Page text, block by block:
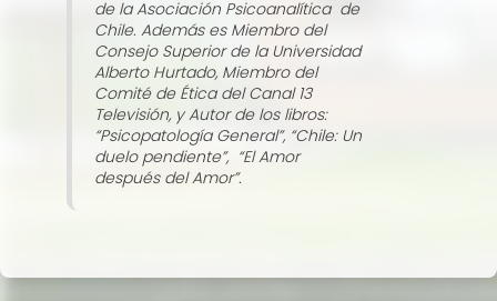
de la Asociación Psicoanalítica de
Chile. Además es Miembro del
Consejo Superior de la Universidad
Alberto Hurtado, Miembro del
Comité de Ética del Canal 13
Televisión, y Autor de los libros:
“Psicopatología General”, “Chile: Un
duelo pendiente”, “El Amor
después del Amor”.